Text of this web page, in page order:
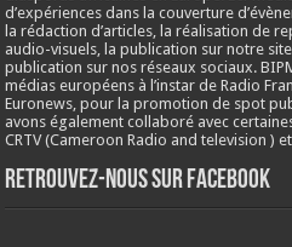
d’expériences dans la couverture
la rédaction d’articles, la réalisation de
audio-visuels, la publication sur notre
publication sur nos réseaux sociaux.
médias européens à l’instar de Radio
Euronews, pour la promotion de spot
avons également collaboré avec
CRTV (Cameroon Radio and television )
Retrouvez-nous sur Facebook